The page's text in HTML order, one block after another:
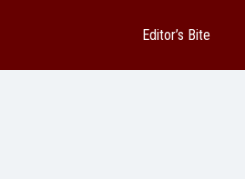
Editor’s Bite